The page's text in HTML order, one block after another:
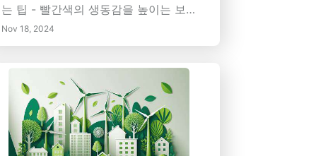
는 팁 - 빨간색의 생동감을 높이는 보색
- 빨간색의 존재에 미치는 조명의 영향
- 장식을 통해 빨간색을 통합하는 실용
세요. 그것이 여러분의 디자인 미학을
어떻게 향상시키고 감정의 연결과 에너
지를 촉진할 수 있는지 발견해보세요.
Nov 18, 2024